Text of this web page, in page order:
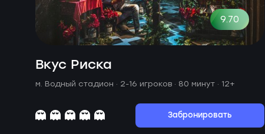
9.70
Вкус Риска
м. Водный стадион · 2-16 игроков · 80 минут · 12+
Забронировать